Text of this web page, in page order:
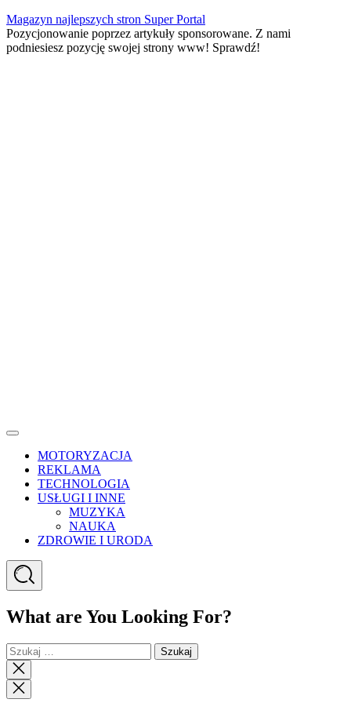
Skip
to
content
Magazyn najlepszych stron Super Portal
Pozycjonowanie poprzez artykuły sponsorowane. Z nami
podniesiesz pozycję swojej strony www! Sprawdź!
Menu
MOTORYZACJA
REKLAMA
TECHNOLOGIA
USŁUGI I INNE
MUZYKA
NAUKA
ZDROWIE I URODA
Search
What are You Looking For?
Szukaj:
Close
search
Close
Menu